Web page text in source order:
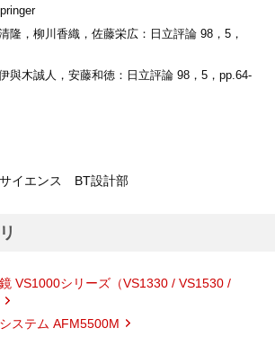
隆，柳川香織，佐藤栄広：日立評論 98，5，
與木誠人，安藤和徳：日立評論 98，5，pp.64-
サイエンス BT設計部
VS1000シリーズ（VS1330 / VS1530 /
ステム AFM5500M